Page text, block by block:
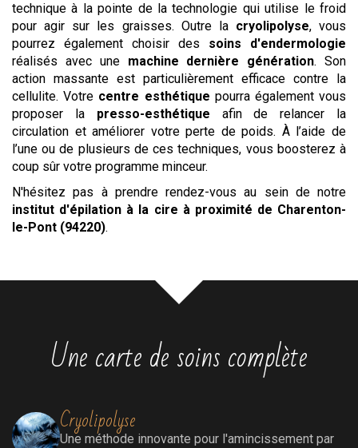
technique à la pointe de la technologie qui utilise le froid
pour agir sur les graisses. Outre la cryolipolyse, vous
pourrez également choisir des soins d'endermologie
réalisés avec une machine dernière génération. Son
action massante est particulièrement efficace contre la
cellulite. Votre centre esthétique pourra également vous
proposer la presso-esthétique afin de relancer la
circulation et améliorer votre perte de poids. À l’aide de
l’une ou de plusieurs de ces techniques, vous boosterez à
coup sûr votre programme minceur.
N'hésitez pas à prendre rendez-vous au sein de notre
institut d'épilation à la cire à proximité de Charenton-
le-Pont (94220).
Une carte de soins complète
Cryolipolyse
Une méthode innovante pour l'amincissement par